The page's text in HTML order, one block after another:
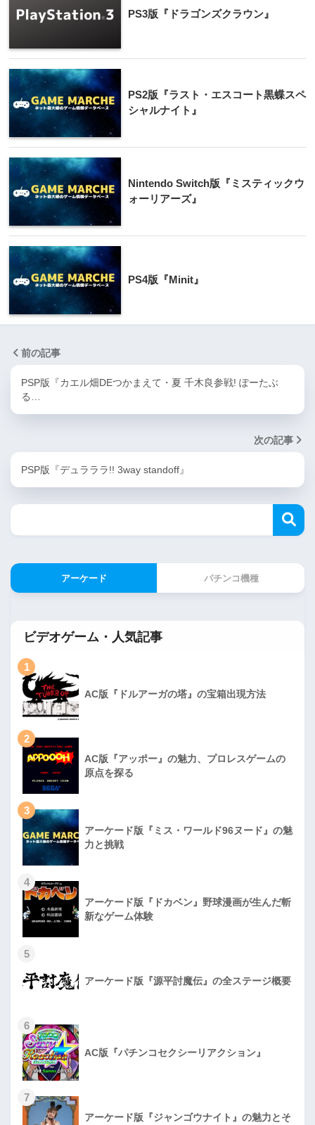
PS3版『ドラゴンズクラウン』
PS2版『ラスト・エスコート黒蝶スペ
シャルナイト』
Nintendo Switch版『ミスティックウ
ォーリアーズ』
PS4版『Minit』
前の記事
PSP版『カエル畑DEつかまえて・夏 千木良参戦! ぽーたぶ
る…
次の記事
PSP版『デュラララ!! 3way standoff』
アーケード パチンコ機種
ビデオゲーム・人気記事
1
AC版『ドルアーガの塔』の宝箱出現方法
2
AC版『アッポー』の魅力、プロレスゲームの
原点を探る
3
アーケード版『ミス・ワールド96ヌード』の魅
力と挑戦
4
アーケード版『ドカベン』野球漫画が生んだ斬
新なゲーム体験
5
アーケード版『源平討魔伝』の全ステージ概要
6
AC版『パチンコセクシーリアクション』
7
アーケード版『ジャンゴウナイト』の魅力とそ